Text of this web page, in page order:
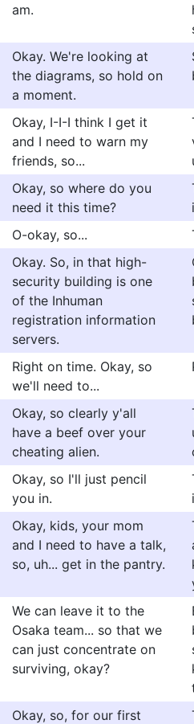
am.
Okay. We're looking at
the diagrams, so hold on
a moment.
Okay, I-I-I think I get it
and I need to warn my
friends, so...
Okay, so where do you
need it this time?
O-okay, so...
Okay. So, in that high-
security building is one
of the Inhuman
registration information
servers.
Right on time. Okay, so
we'll need to...
Okay, so clearly y'all
have a beef over your
cheating alien.
Okay, so I'll just pencil
you in.
Okay, kids, your mom
and I need to have a talk,
so, uh... get in the pantry.
We can leave it to the
Osaka team... so that we
can just concentrate on
surviving, okay?
Okay, so, for our first